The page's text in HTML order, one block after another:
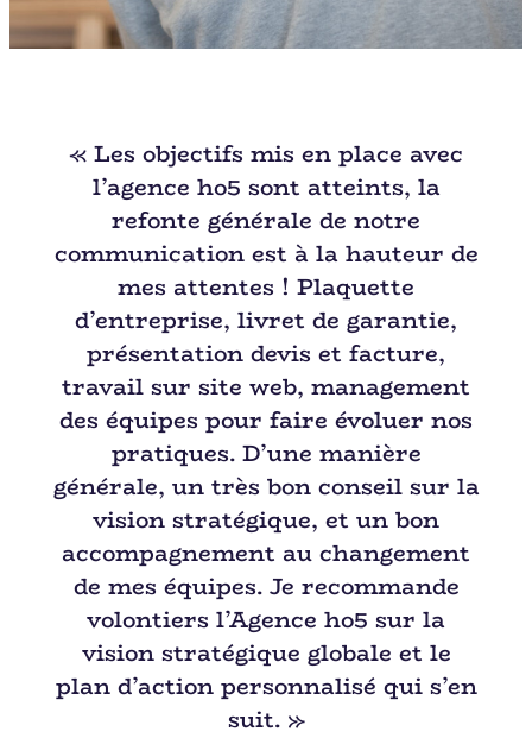
« Les objectifs mis en place avec
l’agence ho5 sont atteints, la
refonte générale de notre
communication est à la hauteur de
mes attentes ! Plaquette
d’entreprise, livret de garantie,
présentation devis et facture,
travail sur site web, management
des équipes pour faire évoluer nos
pratiques. D’une manière
générale, un très bon conseil sur la
vision stratégique, et un bon
accompagnement au changement
de mes équipes. Je recommande
volontiers l’Agence ho5 sur la
vision stratégique globale et le
plan d’action personnalisé qui s’en
suit. »